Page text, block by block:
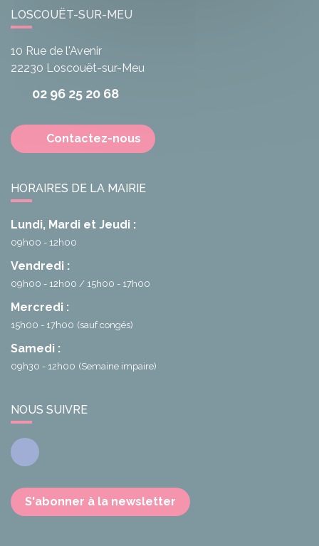
LOSCOUËT-SUR-MEU
10 Rue de l'Avenir
22230 Loscouët-sur-Meu
02 96 25 20 68
Contactez-nous
HORAIRES DE LA MAIRIE
Lundi, Mardi et Jeudi :
09h00 - 12h00
Vendredi :
09h00 - 12h00 15h00 - 17h00
Mercredi :
15h00 - 17h00 (sauf congés)
Samedi :
09h30 - 12h00 (Semaine impaire)
NOUS SUIVRE
Facebook
S'abonner à la newsletter